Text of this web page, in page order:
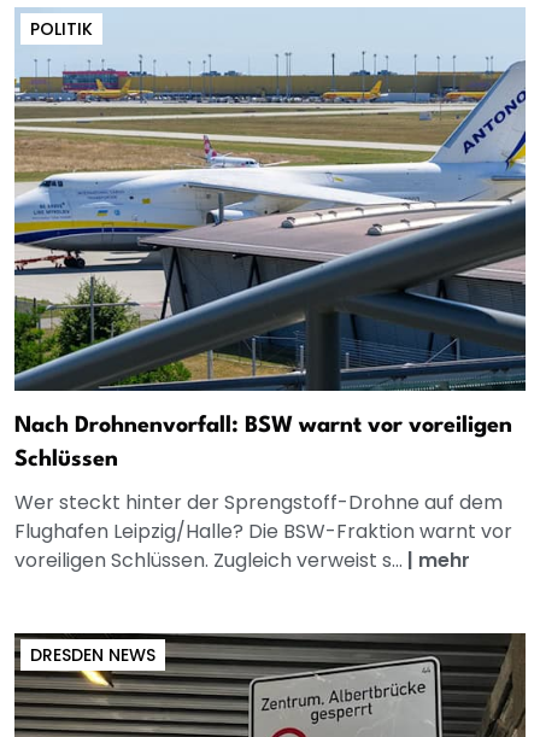
POLITIK
Nach Drohnenvorfall: BSW warnt vor voreiligen
Schlüssen
Wer steckt hinter der Sprengstoff-Drohne auf dem
Flughafen Leipzig/Halle? Die BSW-Fraktion warnt vor
voreiligen Schlüssen. Zugleich verweist s... | mehr
DRESDEN NEWS